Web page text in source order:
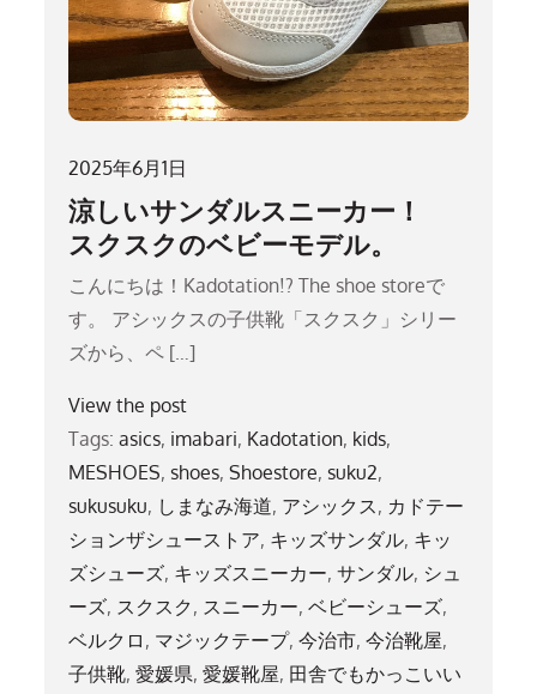
2025年6月1日
涼しいサンダルスニーカー！
スクスクのベビーモデル。
こんにちは！Kadotation!? The shoe storeで
す。 アシックスの子供靴「スクスク」シリー
ズから、ペ […]
View the post
Tags:asics, imabari, Kadotation, kids,
MESHOES,shoes,Shoestore,suku2,
sukusuku, しまなみ海道, アシックス, カドテー
ションザシューストア, キッズサンダル, キッ
ズシューズ, キッズスニーカー,サンダル, シュ
ーズ, スクスク , スニーカー,ベビーシューズ,
ベルクロ , マジックテープ,今治市,今治靴屋,
子供靴,愛媛県,愛媛靴屋, 田舎でもかっこいい